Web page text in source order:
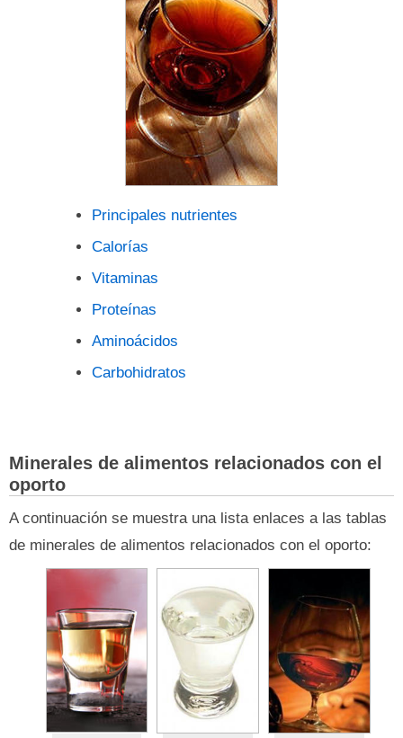
Principales nutrientes
Calorías
Vitaminas
Proteínas
Aminoácidos
Carbohidratos
Minerales de alimentos relacionados con el
oporto
A continuación se muestra una lista enlaces a las tablas
de minerales de alimentos relacionados con el oporto: